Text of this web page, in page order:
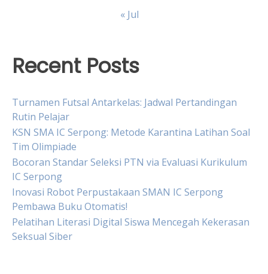
« Jul
Recent Posts
Turnamen Futsal Antarkelas: Jadwal Pertandingan
Rutin Pelajar
KSN SMA IC Serpong: Metode Karantina Latihan Soal
Tim Olimpiade
Bocoran Standar Seleksi PTN via Evaluasi Kurikulum
IC Serpong
Inovasi Robot Perpustakaan SMAN IC Serpong
Pembawa Buku Otomatis!
Pelatihan Literasi Digital Siswa Mencegah Kekerasan
Seksual Siber